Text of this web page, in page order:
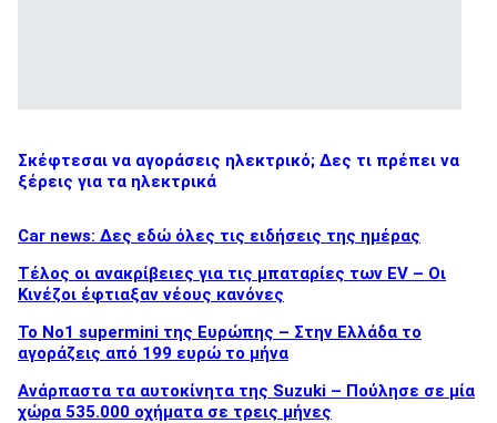
Σκέφτεσαι να αγοράσεις ηλεκτρικό; Δες τι πρέπει να
ξέρεις για τα ηλεκτρικά
Car news: Δες εδώ όλες τις ειδήσεις της ημέρας
Τέλος οι ανακρίβειες για τις μπαταρίες των EV – Οι
Κινέζοι έφτιαξαν νέους κανόνες
Το No1 supermini της Ευρώπης – Στην Ελλάδα το
αγοράζεις από 199 ευρώ το μήνα
Ανάρπαστα τα αυτοκίνητα της Suzuki – Πούλησε σε μία
χώρα 535.000 οχήματα σε τρεις μήνες